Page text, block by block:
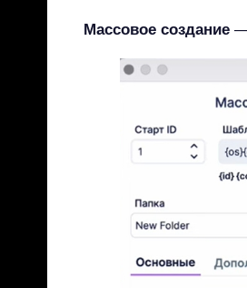
Массовое создание —